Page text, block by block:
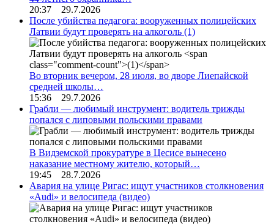
20:37 29.7.2026
После убийства педагога: вооруженных полицейских
Латвии будут проверять на алкоголь (1)
Во вторник вечером, 28 июля, во дворе Лиепайской
средней школы…
15:36 29.7.2026
Грабли — любимый инструмент: водитель трижды
попался с липовыми польскими правами
В Видземской прокуратуре в Цесисе вынесено
наказание местному жителю, который…
19:45 28.7.2026
Авария на улице Ригас: ищут участников столкновения
«Audi» и велосипеда (видео)